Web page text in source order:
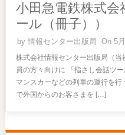
小田急電鉄株式会
ール（冊子））
by情報センター出版局 On 5
株式会社情報センター出版局（
員の方々向けに 「指さし会話ツ
マンスカーなどの列車の運行を
で外国からのお客さまを […]